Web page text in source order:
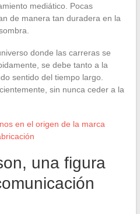
mediático. Pocas
de manera tan duradera en la
donde las carreras se
se debe tanto a la
sentido del tiempo largo.
sin nunca ceder a la
en el origen de la marca
una figura